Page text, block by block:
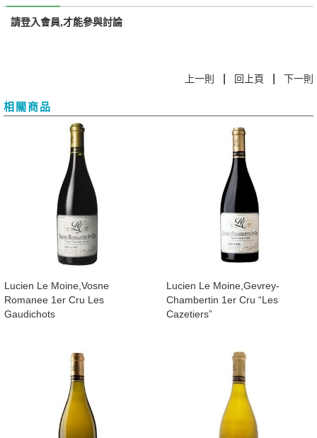
請登入會員,才能參與討論
上一則 回上頁 下一則
相關商品
​Lucien Le Moine,Vosne
Romanee 1er Cru Les
Gaudichots
Lucien Le Moine,Gevrey-
Chambertin 1er Cru “Les
Cazetiers”